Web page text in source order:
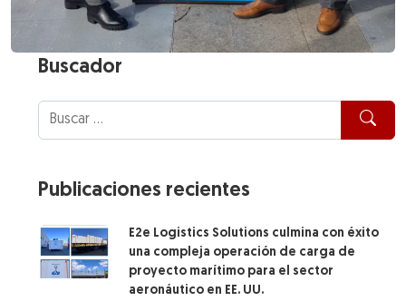
Buscador
Publicaciones recientes
E2e Logistics Solutions culmina con éxito
una compleja operación de carga de
proyecto marítimo para el sector
aeronáutico en EE. UU.